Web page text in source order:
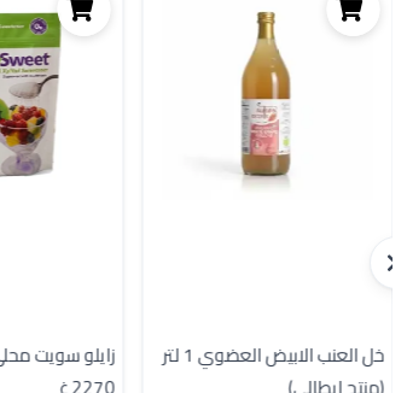
خل العنب الابيض العضوي 1 لتر
زايلو سويت